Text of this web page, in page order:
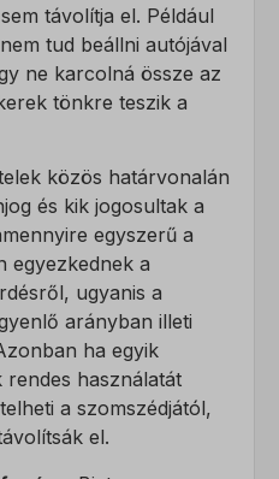
távolítja el. Például
tud beállni autójával
ne karcolná össze az
tönkre teszik a
közös határvonalán
és kik jogosultak a
egyszerű a
egyezkednek a
ugyanis a
arányban illeti
ha egyik
rendes használatát
a szomszédjától,
el.